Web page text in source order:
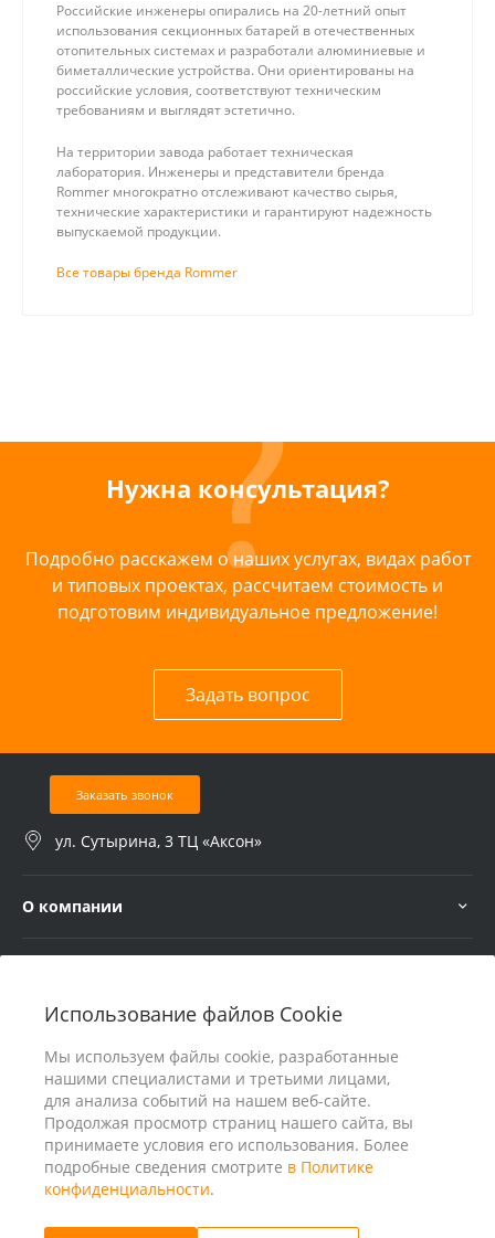
Использование файлов Cookie
Мы используем файлы cookie, разработанные
нашими специалистами и третьими лицами,
для анализа событий на нашем веб-сайте.
Продолжая просмотр страниц нашего сайта, вы
принимаете условия его использования. Более
подробные сведения смотрите в Политике
конфиденциальности.
Российские инженеры опирались на 20-летний опыт
использования секционных батарей в отечественных
отопительных системах и разработали алюминиевые и
биметаллические устройства. Они ориентированы на
российские условия, соответствуют техническим
требованиям и выглядят эстетично.
На территории завода работает техническая
лаборатория. Инженеры и представители бренда
Rommer многократно отслеживают качество сырья,
технические характеристики и гарантируют надежность
выпускаемой продукции.
Все товары бренда Rommer
Нужна консультация?
Подробно расскажем о наших услугах, видах работ
и типовых проектах, рассчитаем стоимость и
подготовим индивидуальное предложение!
Задать вопрос
Заказать звонок
ул. Сутырина, 3 ТЦ «Аксон»
О компании